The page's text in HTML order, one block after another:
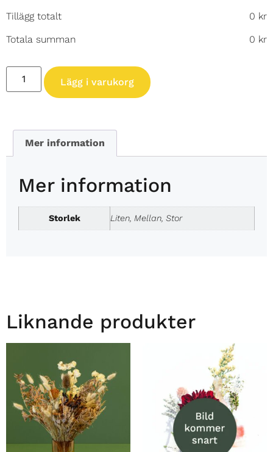
Tillägg totalt 0 kr
Totala summan 0 kr
Lägg i varukorg
Mer information
Mer information
Storlek Liten, Mellan, Stor
Liknande produkter